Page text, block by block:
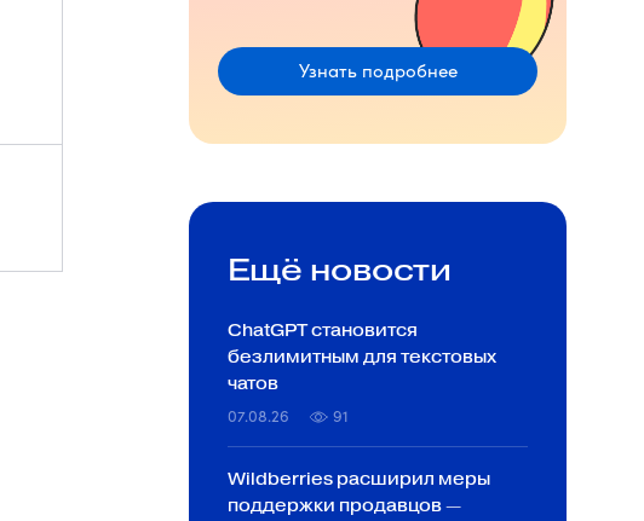
Узнать подробнее
Ещё новости
ChatGPT становится
безлимитным для текстовых
чатов
07.08.26 91
Wildberries расширил меры
поддержки продавцов —